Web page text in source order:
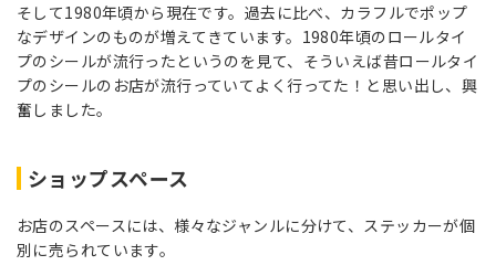
そして1980年頃から現在です。過去に比べ、カラフルでポップ
なデザインのものが増えてきています。1980年頃のロールタイ
プのシールが流行ったというのを見て、そういえば昔ロールタイ
プのシールのお店が流行っていてよく行ってた！と思い出し、興
奮しました。
ショップスペース
お店のスペースには、様々なジャンルに分けて、ステッカーが個
別に売られています。